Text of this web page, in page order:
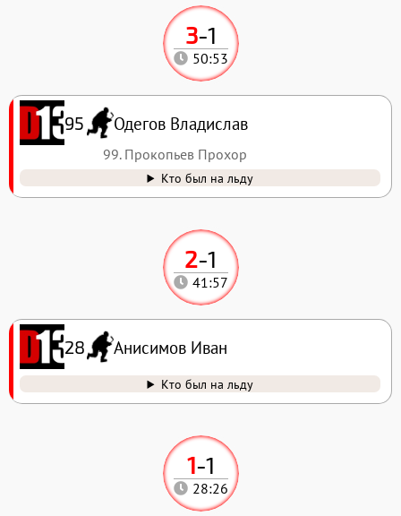
1-1
28:26
2-1
41:57
28 Анисимов Иван
Кто был на льду
3-1
50:53
95 Одегов Владислав
99. Прокопьев Прохор
Кто был на льду